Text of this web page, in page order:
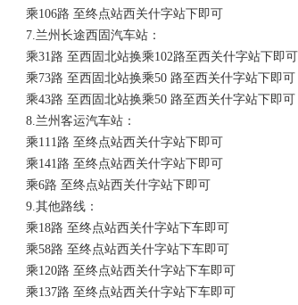
乘106路 至终点站西关什字站下即可
7.兰州长途西固汽车站：
乘31路 至西固北站换乘102路至西关什字站下即可
乘73路 至西固北站换乘50 路至西关什字站下即可
乘43路 至西固北站换乘50 路至西关什字站下即可
8.兰州客运汽车站：
乘111路 至终点站西关什字站下即可
乘141路 至终点站西关什字站下即可
乘6路 至终点站西关什字站下即可
9.其他路线：
乘18路 至终点站西关什字站下车即可
乘58路 至终点站西关什字站下车即可
乘120路 至终点站西关什字站下车即可
乘137路 至终点站西关什字站下车即可